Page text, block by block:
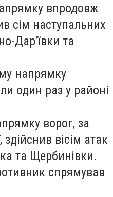
впродовж
сім наступальних
Дар’ївки та
напрямку
один раз у районі
ворог, за
здійснив вісім атак
та Щербинівки.
спрямував